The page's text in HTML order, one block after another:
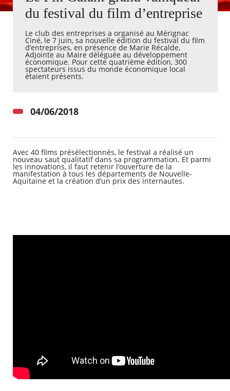
Actualités
Kiosque
Espace de services en ligne
du festival du film d’entreprise
Le club des entreprises a organisé au Mérignac
Ciné, le 7 juin, sa nouvelle édition du festival du film
d’entreprises, en présence de Marie Récalde,
Adjointe au Maire déléguée au développement
économique. Pour cette quatrième édition, 300
spectateurs issus du monde économique local
étaient présents.
04/06/2018
Avec 40 films présélectionnés, le festival a réalisé un
nouveau saut qualitatif dans sa programmation. Et parmi
les innovations, il faut retenir l’ouverture de la
manifestation à tous les départements de Nouvelle-
Aquitaine et la création d’un prix des internautes.